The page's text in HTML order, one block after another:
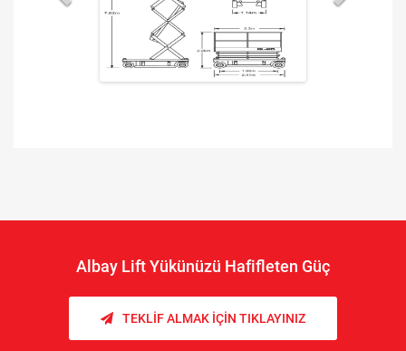
Albay Lift Yükünüzü Hafifleten Güç
TEKLIF ALMAK İÇIN TIKLAYINIZ